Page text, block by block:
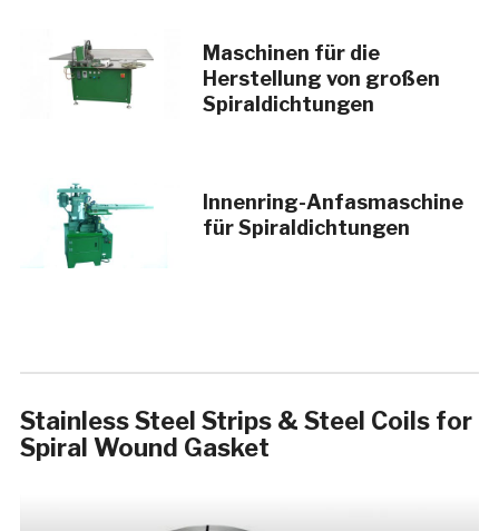
Maschinen für die
Herstellung von großen
Spiraldichtungen
Innenring-Anfasmaschine
für Spiraldichtungen
Stainless Steel Strips & Steel Coils for
Spiral Wound Gasket